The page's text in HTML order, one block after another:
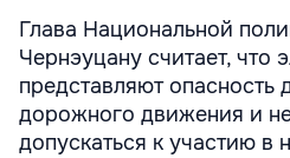
Глава Национальной
Чернэуцану считает, что
представляют опасность
дорожного движения и
допускаться к участию в